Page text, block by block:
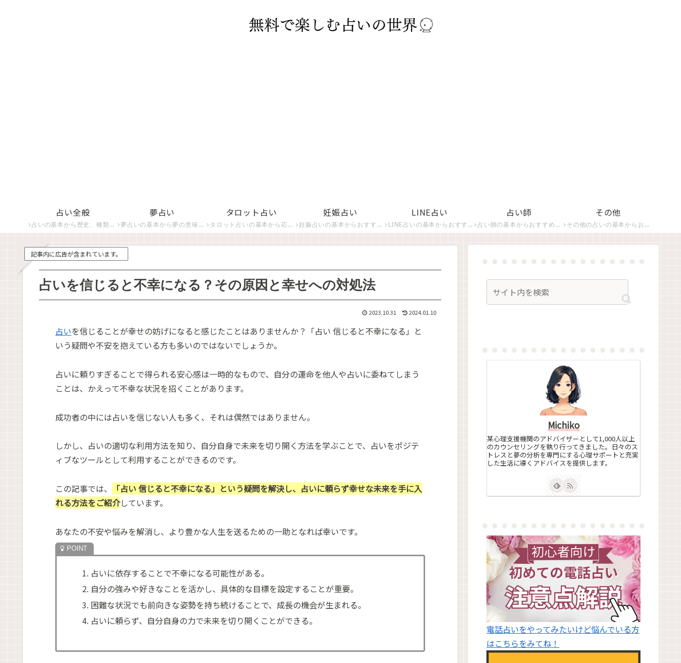
占い全般
占いの基本から歴史、種類までを詳しく解説。占いの世界を深く知りたい方必見のコンテンツが満載です。
夢占い
夢占いの基本から夢の意味、夢占いで未来を予知する方法までを紹介。夢占いで未来を知りたい方はこちら。
タロット占い
タロット占いの基本から応用、無料でできるタロット占いまでを紹介。タロット占いで運命を占いたい方はこちら。
妊娠占い
妊娠占いの基本からおすすめの妊娠占い師、妊娠時期を占う方法までを紹介。妊娠占いで未来の子供を知りたい方はこちら。
LINE占い
LINE占いの基本からおすすめのLINE占い師、危険なLINE占いまでを紹介。LINE占いで運命を占いたい方はこちら。
占い師
占い師の基本からおすすめの占い師、占い師になる方法までを紹介。占い師の世界を知りたい方はこちら。
その他
その他の占いの基本からおすすめの占い、無料でできる占いまでを紹介。占いの世界をもっと知りたい方はこちら。
記事内に広告が含まれています。
占いを信じると不幸になる？その原因と幸せへの対処法
2023.10.31 2024.01.10
占いを信じることが幸せの妨げになると感じたことはありませんか？「占い 信じると不幸になる」と
いう疑問や不安を抱えている方も多いのではないでしょうか。
占いに頼りすぎることで得られる安心感は一時的なもので、自分の運命を他人や占いに委ねてしまう
ことは、かえって不幸な状況を招くことがあります。
成功者の中には占いを信じない人も多く、それは偶然ではありません。
しかし、占いの適切な利用方法を知り、自分自身で未来を切り開く方法を学ぶことで、占いをポジテ
ィブなツールとして利用することができるのです。
この記事では、
「占い 信じると不幸になる」という疑問を解決し、占いに頼らず幸せな未来を手に入
れる方法をご紹介しています。
あなたの不安や悩みを解消し、より豊かな人生を送るための一助となれば幸いです。
占いに依存することで不幸になる可能性がある。
自分の強みや好きなことを活かし、具体的な目標を設定することが重要。
困難な状況でも前向きな姿勢を持ち続けることで、成長の機会が生まれる。
占いに頼らず、自分自身の力で未来を切り開くことができる。
Michiko
某心理支援機関のアドバイザーとして1,000人以上
のカウンセリングを執り行ってきました。日々のス
トレスと夢の分析を専門にする心理サポートと充実
した生活に導くアドバイスを提供します。
電話占いをやってみたいけど悩んでいる方
はこちらをみてね！